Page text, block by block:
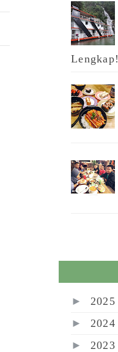
Lengkap!
► 2025
► 2024
► 2023